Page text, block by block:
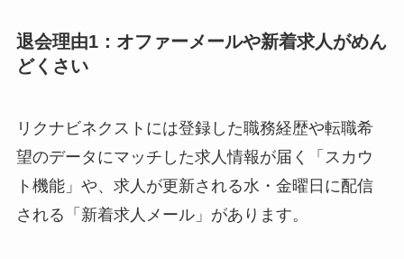
退会理由1：オファーメールや新着求人がめん
どくさい
リクナビネクストには登録した職務経歴や転職希
望のデータにマッチした求人情報が届く「スカウ
ト機能」や、求人が更新される水・金曜日に配信
される「新着求人メール」があります。